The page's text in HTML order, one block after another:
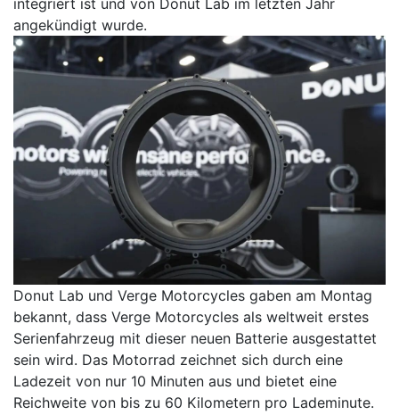
integriert ist und von Donut Lab im letzten Jahr
angekündigt wurde.
Donut Lab und Verge Motorcycles gaben am Montag
bekannt, dass Verge Motorcycles als weltweit erstes
Serienfahrzeug mit dieser neuen Batterie ausgestattet
sein wird. Das Motorrad zeichnet sich durch eine
Ladezeit von nur 10 Minuten aus und bietet eine
Reichweite von bis zu 60 Kilometern pro Lademinute.